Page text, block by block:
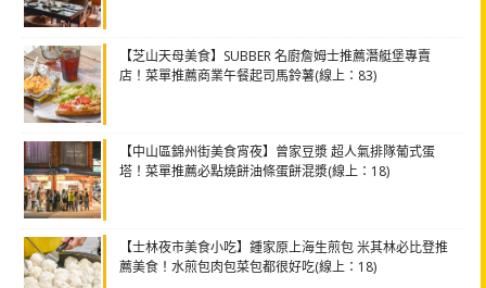
【芝山天母美食】SUBBER 名廚詹姆士推薦潛艇堡專賣
店！菜單推薦商業午餐起司馬鈴薯(線上：83)
【中山區錦州街美食宵夜】曾家豆漿 超人氣排隊葡式蛋
塔！菜單推薦必點燒餅油條蛋餅混漿(線上：18)
【士林夜市美食小吃】鍾家原上海生煎包 米其林必比登推
薦美食！水煎包肉包菜包都很好吃(線上：18)